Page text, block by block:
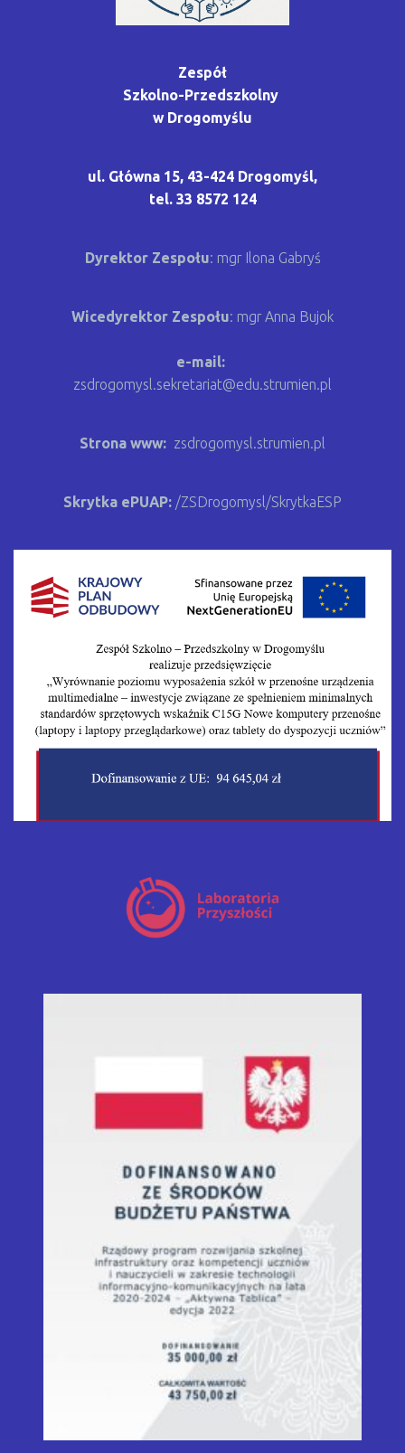
Zespół
Szkolno-Przedszkolny
w Drogomyślu
ul. Główna 15, 43-424 Drogomyśl,
tel. 33 8572 124
Dyrektor Zespołu: mgr Ilona Gabryś
Wicedyrektor Zespołu: mgr Anna Bujok
e-mail:
zsdrogomysl.sekretariat@edu.strumien.pl
Strona www: zsdrogomysl.strumien.pl
Skrytka ePUAP: /ZSDrogomysl/SkrytkaESP